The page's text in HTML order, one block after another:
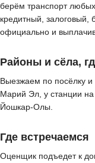
берём транспорт
кредитный,
официально и
Районы и сёла,
Выезжаем по посёлку
Марий Эл, у станции на
Йошкар-Олы.
Где встречаемся
Оценщик подъедет к